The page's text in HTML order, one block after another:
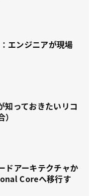
エンジニアが現場
知っておきたいリコ
ドアーキテクチャか
Coreへ移行す